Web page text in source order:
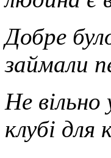
Добре
займали
Не
клубі для